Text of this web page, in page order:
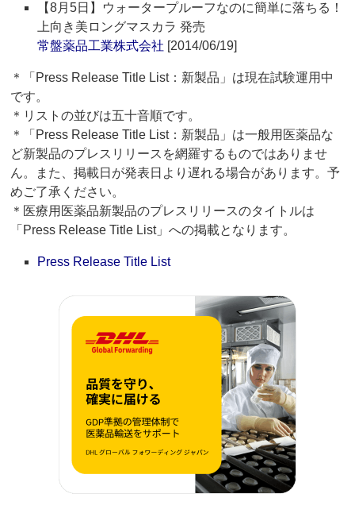
【8月5日】ウォータープルーフなのに簡単に落ちる！
上向き美ロングマスカラ 発売
常盤薬品工業株式会社 [2014/06/19]
＊「Press Release Title List：新製品」は現在試験運用中
です。
＊リストの並びは五十音順です。
＊「Press Release Title List：新製品」は一般用医薬品な
ど新製品のプレスリリースを網羅するものではありませ
ん。また、掲載日が発表日より遅れる場合があります。予
めご了承ください。
＊医療用医薬品新製品のプレスリリースのタイトルは
「Press Release Title List」への掲載となります。
Press Release Title List